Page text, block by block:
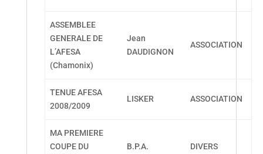
ASSEMBLEE
GENERALE DE
L’AFESA
(Chamonix)
Jean
DAUDIGNON
ASSOCIATION
TENUE AFESA
2008/2009
LISKER ASSOCIATION
MA PREMIERE
COUPE DU
B.P.A. DIVERS